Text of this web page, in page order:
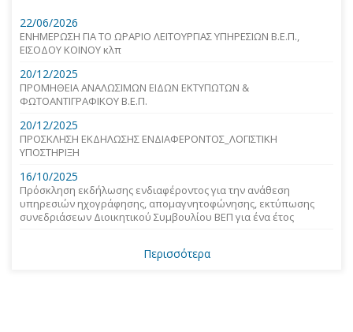
22/06/2026
ΕΝΗΜΕΡΩΣΗ ΓΙΑ ΤΟ ΩΡΑΡΙΟ ΛΕΙΤΟΥΡΓΙΑΣ ΥΠΗΡΕΣΙΩΝ Β.Ε.Π.,
ΕΙΣΟΔΟΥ ΚΟΙΝΟΥ κλπ
20/12/2025
ΠΡΟΜΗΘΕΙΑ ΑΝΑΛΩΣΙΜΩΝ ΕΙΔΩΝ ΕΚΤΥΠΩΤΩΝ &
ΦΩΤΟΑΝΤΙΓΡΑΦΙΚΟΥ Β.Ε.Π.
20/12/2025
ΠΡΟΣΚΛΗΣΗ ΕΚΔΗΛΩΣΗΣ ΕΝΔΙΑΦΕΡΟΝΤΟΣ_ΛΟΓΙΣΤΙΚΗ
ΥΠΟΣΤΗΡΙΞΗ
16/10/2025
Πρόσκληση εκδήλωσης ενδιαφέροντος για την ανάθεση
υπηρεσιών ηχογράφησης, απομαγνητοφώνησης, εκτύπωσης
συνεδριάσεων Διοικητικού Συμβουλίου ΒΕΠ για ένα έτος
Περισσότερα